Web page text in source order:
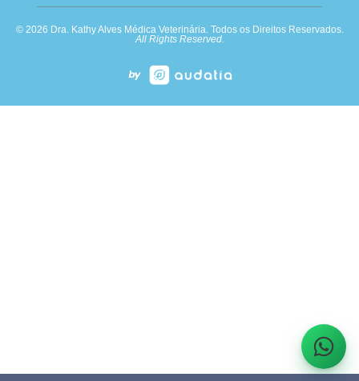
© 2026 Dra. Kathy Alves Médica Veterinária. Todos os Direitos Reservados.
All Rights Reserved.